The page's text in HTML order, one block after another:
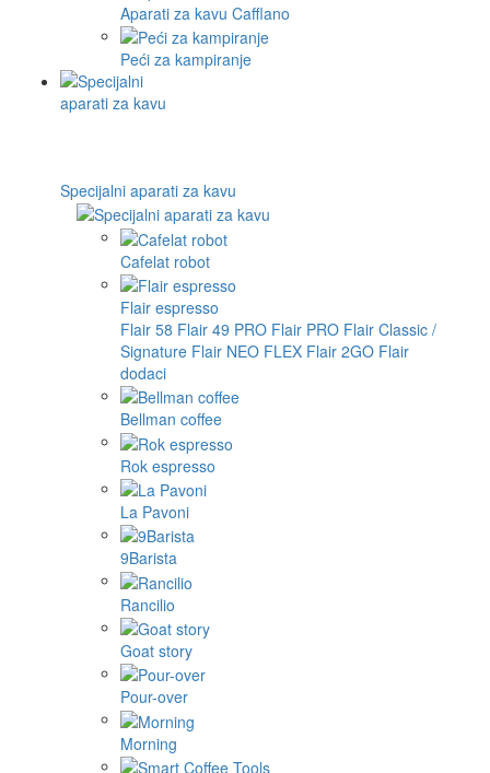
Aparati za kavu Cafflano
Peći za kampiranje
Specijalni aparati za kavu
Cafelat robot
Flair espresso
Flair 58 Flair 49 PRO Flair PRO Flair Classic /
Signature Flair NEO FLEX Flair 2GO Flair
dodaci
Bellman coffee
Rok espresso
La Pavoni
9Barista
Rancilio
Goat story
Pour-over
Morning